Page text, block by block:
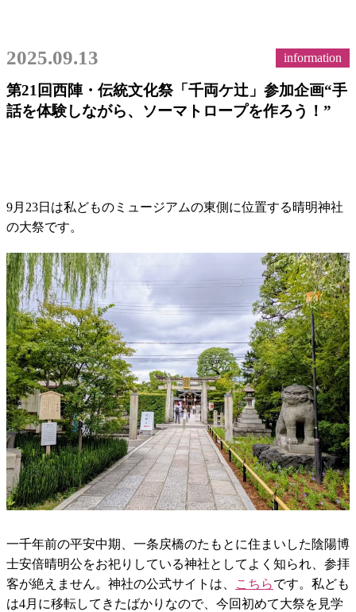
2025.09.13 information
第21回西陣・伝統文化祭「千両ケ辻」参加企画“手
話を体験しながら、ソーマトロープを作ろう！”
9月23日は私どものミュージアムの東側に位置する晴明神社
の大祭です。
一千年前の平安中期、一条戻橋のたもとに住まいした陰陽博
士安倍晴明公をお祀りしている神社としてよく知られ、参拝
客が絶えません。神社の公式サイトは、
こちらです。私ども
は4月に移転してきたばかりなので、今回初めて大祭を見学